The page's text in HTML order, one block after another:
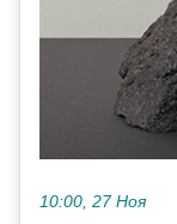
10:00, 27 Ноя